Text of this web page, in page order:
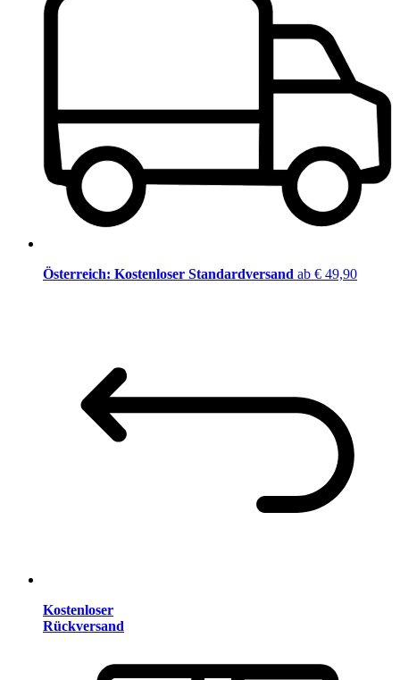
Österreich: Kostenloser Standardversand ab € 49,90
Kostenloser
Rückversand